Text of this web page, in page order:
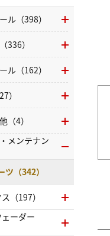
ル（398）
336）
ル（162）
）
（4）
メンテナン
ツ（342）
（197）
ーダー